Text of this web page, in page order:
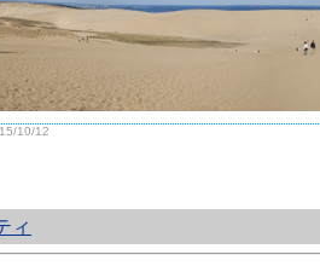
10/12
ィ